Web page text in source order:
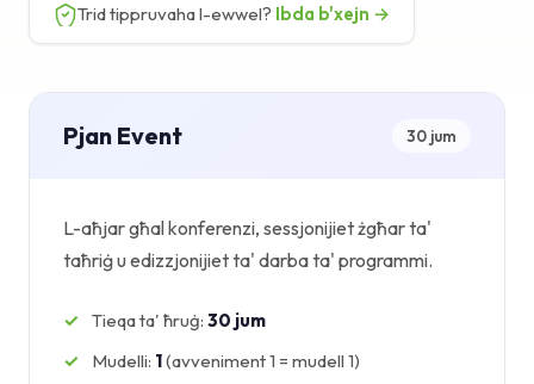
Trid tippruvaha l-ewwel? Ibda b'xejn →
Pjan Event 30 jum
L-aħjar għal konferenzi, sessjonijiet żgħar ta'
taħriġ u edizzjonijiet ta' darba ta' programmi.
Tieqa ta' ħruġ: 30 jum
Mudelli: 1(avveniment 1 = mudell 1)